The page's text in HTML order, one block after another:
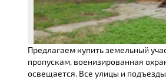
Предлагаем купить земельный
пропускам, военизированная
освещается. Все улицы и